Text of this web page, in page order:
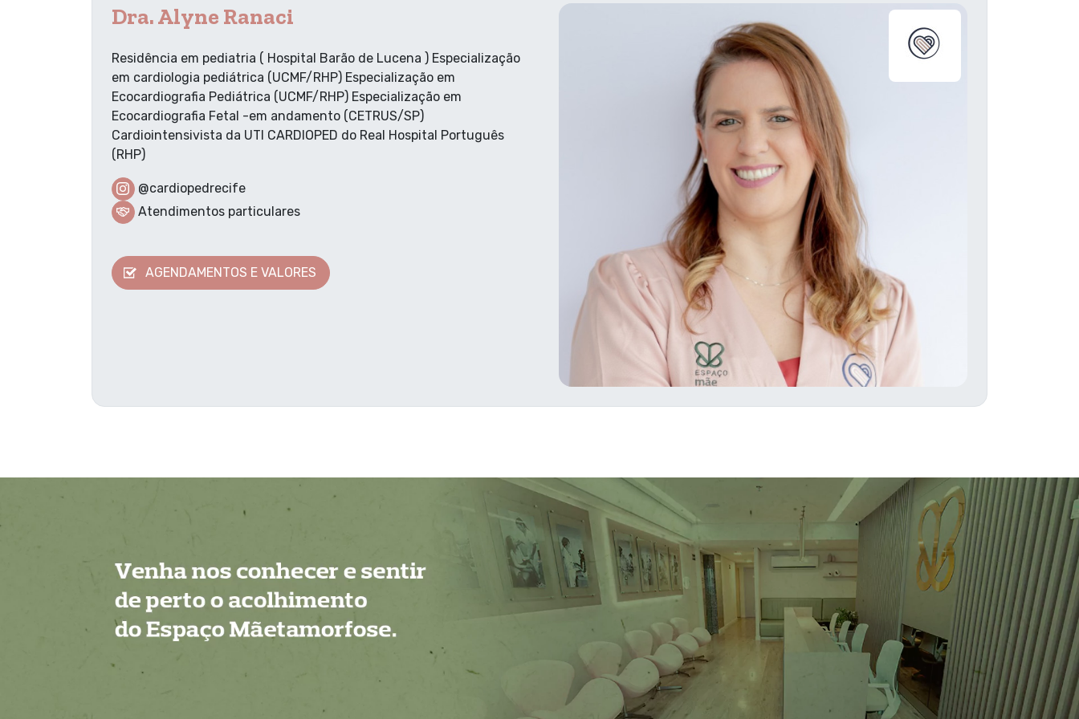
Dra. Alyne Ranaci
Residência em pediatria ( Hospital Barão de Lucena ) Especialização
em cardiologia pediátrica (UCMF/RHP) Especialização em
Ecocardiografia Pediátrica (UCMF/RHP) Especialização em
Ecocardiografia Fetal -em andamento (CETRUS/SP)
Cardiointensivista da UTI CARDIOPED do Real Hospital Português
(RHP)
@cardiopedrecife
Atendimentos particulares
AGENDAMENTOS E VALORES